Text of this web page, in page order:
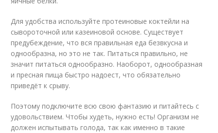
Для удобства используйте протеиновые коктейли на
сывороточной или казеиновой основе. Существует
предубеждение, что вся правильная еда безвкусна и
однообразна, но это не так. Питаться правильно, не
значит питаться однообразно. Наоборот, однообразная
и пресная пища быстро надоест, что обязательно
приведёт к срыву.
Поэтому подключите всю свою фантазию и питайтесь с
удовольствием. Чтобы худеть, нужно есть! Организм не
должен испытывать голода, так как именно в такие